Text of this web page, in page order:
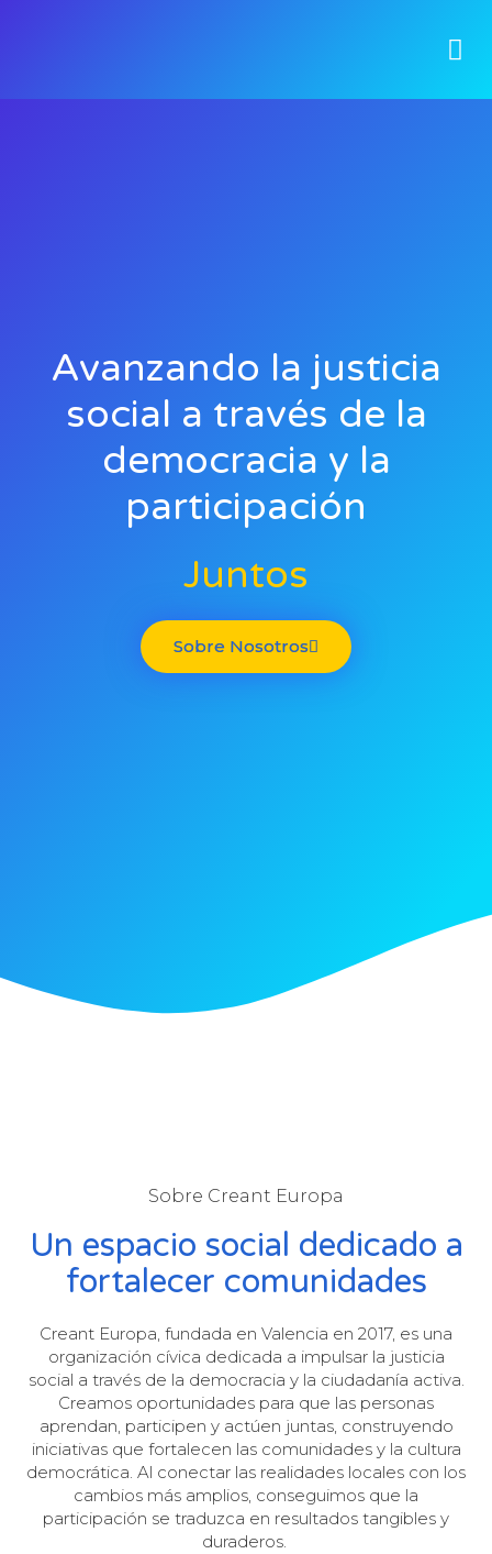
Avanzando la justicia
social a través de la
democracia y la
participación
Juntos
Sobre Nosotros
Sobre Creant Europa
Un espacio social dedicado a
fortalecer comunidades
Creant Europa, fundada en Valencia en 2017, es una
organización cívica dedicada a impulsar la justicia
social a través de la democracia y la ciudadanía activa.
Creamos oportunidades para que las personas
aprendan, participen y actúen juntas, construyendo
iniciativas que fortalecen las comunidades y la cultura
democrática. Al conectar las realidades locales con los
cambios más amplios, conseguimos que la
participación se traduzca en resultados tangibles y
duraderos.